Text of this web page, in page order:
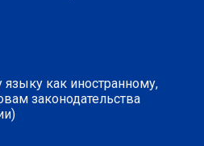
как иностранному,
законодательства